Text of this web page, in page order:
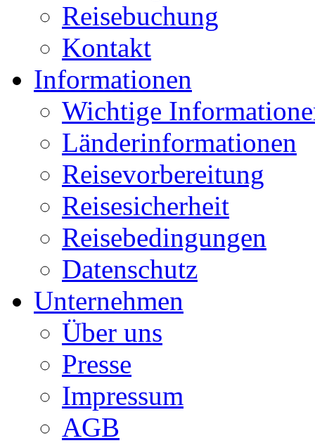
Reisebuchung
Kontakt
Informationen
Wichtige
Länderinformationen
Reisevorbereitung
Reisesicherheit
Reisebedingungen
Datenschutz
Unternehmen
Über uns
Presse
Impressum
AGB